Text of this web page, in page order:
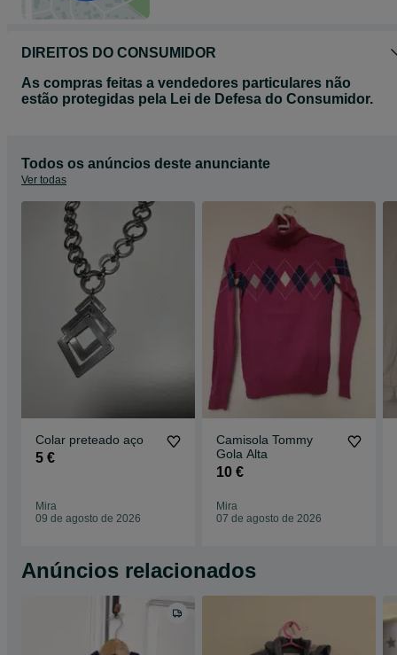
DIREITOS DO CONSUMIDOR
As compras feitas a vendedores particulares não
estão protegidas pela Lei de Defesa do Consumidor.
Todos os anúncios deste anunciante
Ver todas
Colar preteado aço
5 €
Mira
09 de agosto de 2026
Camisola Tommy
Gola Alta
10 €
Mira
07 de agosto de 2026
Anúncios relacionados